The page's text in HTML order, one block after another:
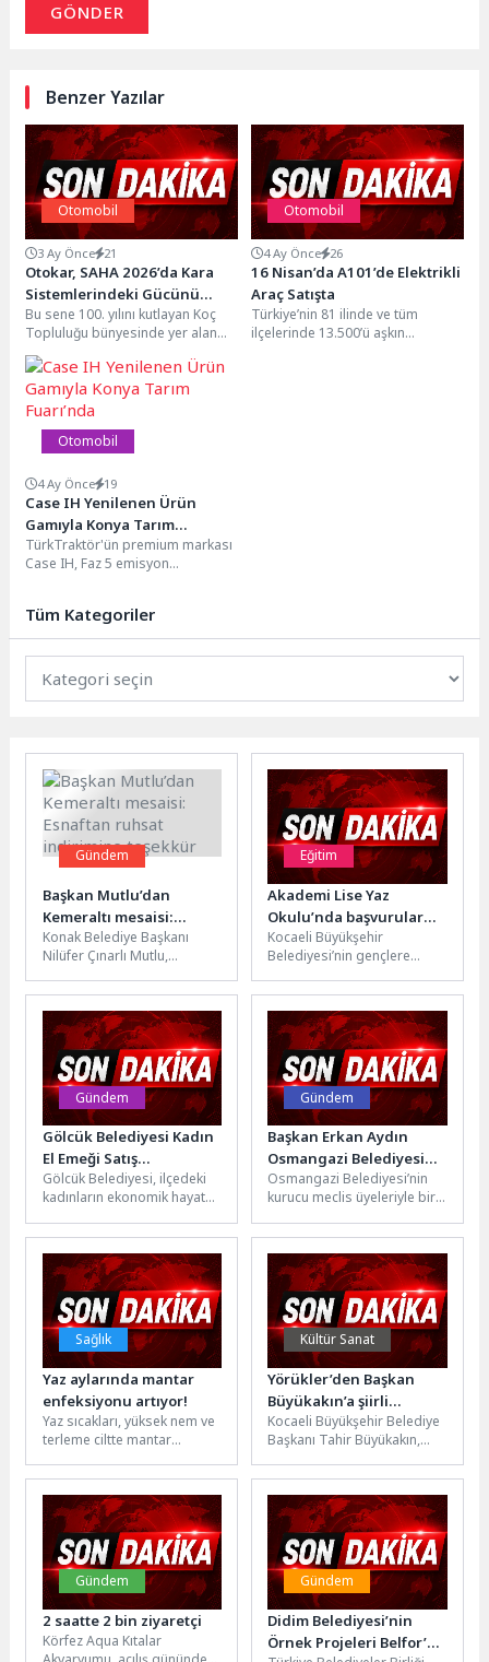
GÖNDER
Benzer Yazılar
Otomobil
3 Ay Önce 21
Otokar, SAHA 2026’da Kara
Sistemlerindeki Gücünü
Sergiliyor
Bu sene 100. yılını kutlayan Koç
Topluluğu bünyesinde yer alan
Otokar, 5–9 Mayıs tarihleri
arasında...
Otomobil
4 Ay Önce 26
16 Nisan’da A101’de Elektrikli
Araç Satışta
Türkiye’nin 81 ilinde ve tüm
ilçelerinde 13.500’ü aşkın
Otomobil
4 Ay Önce 19
Case IH Yenilenen Ürün
Gamıyla Konya Tarım
Fuarı’nda
TürkTraktör'ün premium markası
Case IH, Faz 5 emisyon
Tüm Kategoriler
Gündem
Başkan Mutlu’dan
Kemeraltı mesaisi:
Esnaftan ruhsat
indirimine teşekkür
Konak Belediye Başkanı
Nilüfer Çınarlı Mutlu,
gerçekleştirdiği ziyaretlerde
esnafla bir araya geldi.
Ruhsat...
Eğitim
Akademi Lise Yaz
Okulu’nda başvurular
sürüyor
Kocaeli Büyükşehir
Belediyesi’nin gençlere
projelerinden biri olan
Akademi Lise Yaz Okulu...
Gündem
Gölcük Belediyesi Kadın
El Emeği Satış
Mağazasının Yapımına
Başlandı
Gölcük Belediyesi, ilçedeki
kadınların ekonomik hayata
emeği ürünlerini kazanca
dönüştürecek olan...
Gündem
Başkan Erkan Aydın
Osmangazi Belediyesi
Kurucu Meclis Üyeleriyle
Buluştu
Osmangazi Belediyesi’nin
kurucu meclis üyeleriyle bir
Belediye Başkanı Erkan
Aydın, deneyimin önemine...
Sağlık
Yaz aylarında mantar
enfeksiyonu artıyor!
Yaz sıcakları, yüksek nem ve
terleme ciltte mantar
sağlığı tehdit edebiliyor.
Özellikle...
Kültür Sanat
Yörükler’den Başkan
Büyükakın’a şiirli
karşılama
Kocaeli Büyükşehir Belediye
Başkanı Tahir Büyükakın,
Doğayı Koruma Kültür
Yardımlaşma ve
Dayanışma...
Gündem
2 saatte 2 bin ziyaretçi
Körfez Aqua Kıtalar
Gündem
Didim Belediyesi’nin
Örnek Projeleri Belfor’da